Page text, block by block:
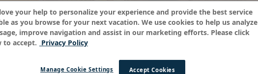
love your help to personalize your experience and provide the best service
as you browse for your next vacation. We use cookies to help us analyze
improve navigation and assist in our marketing efforts. Please click
to accept. Privacy Policy
Accept Cookies
Manage Cookie Settings